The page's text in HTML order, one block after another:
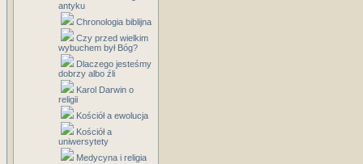
antyku
Chronologia biblijna
Czy przed wielkim
wybuchem był Bóg?
Dlaczego jesteśmy
dobrzy albo źli
Karol Darwin o
religii
Kościół a ewolucja
Kościół a
uniwersytety
Medycyna i religia